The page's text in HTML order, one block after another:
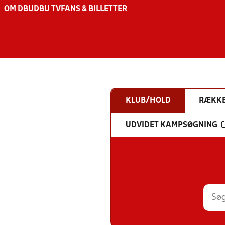
OM DBU DBU TV FANS & BILLETTER
KLUB/HOLD
UDVIDET KAMPSØGNING